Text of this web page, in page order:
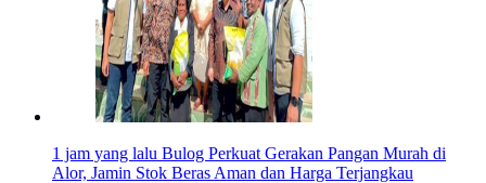
1 jam yang lalu Bulog Perkuat Gerakan Pangan Murah di
Alor, Jamin Stok Beras Aman dan Harga Terjangkau